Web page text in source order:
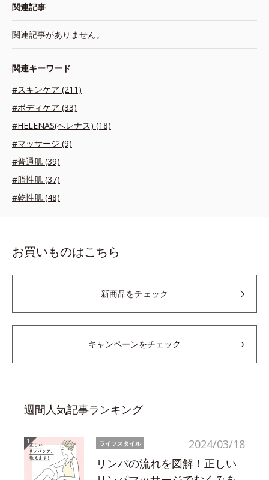
関連記事
関連記事がありません。
関連キーワード
#スキンケア (211)
#ボディケア (33)
#HELENAS(へレナス) (18)
#マッサージ (9)
#普通肌 (39)
#脂性肌 (37)
#乾性肌 (48)
お買いものはこちら
新商品をチェック
キャンペーンをチェック
週間人気記事ランキング
2024/03/18
ライフスタイル
リンパの流れを図解！正しい